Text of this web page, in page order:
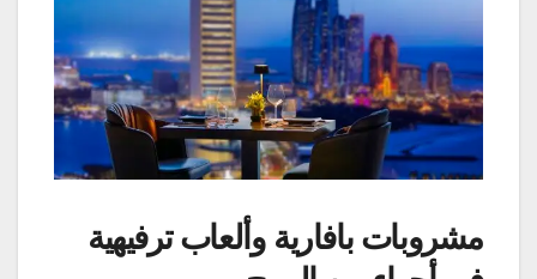
مشروبات بافارية وألعاب ترفيهية